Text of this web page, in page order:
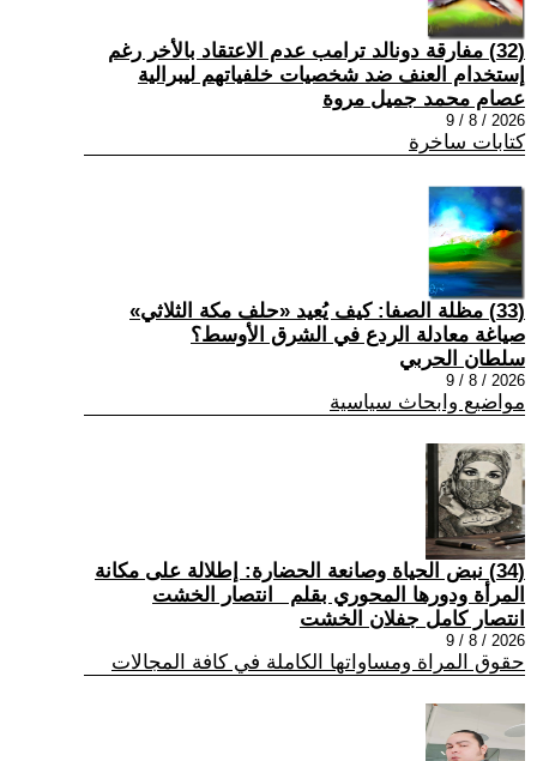
(32) مفارقة دونالد ترامب عدم الاعتقاد بالأخر رغم
إستخدام العنف ضد شخصيات خلفياتهم ليبرالية
عصام محمد جميل مروة
2026 / 8 / 9
كتابات ساخرة
(33) مظلة الصفا: كيف يُعيد «حلف مكة الثلاثي»
صياغة معادلة الردع في الشرق الأوسط؟
سلطان الحربي
2026 / 8 / 9
مواضيع وابحاث سياسية
(34) نبض الحياة وصانعة الحضارة: إطلالة على مكانة
المرأة ودورها المحوري بقلم _انتصار الخشت
انتصار كامل جفلان الخشت
2026 / 8 / 9
حقوق المراة ومساواتها الكاملة في كافة المجالات